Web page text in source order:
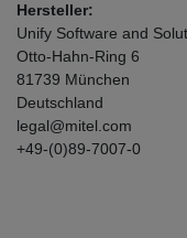
Hersteller:
Unify Software and
Otto-Hahn-Ring 6
81739 München
Deutschland
legal@mitel.com
+49-(0)89-7007-0